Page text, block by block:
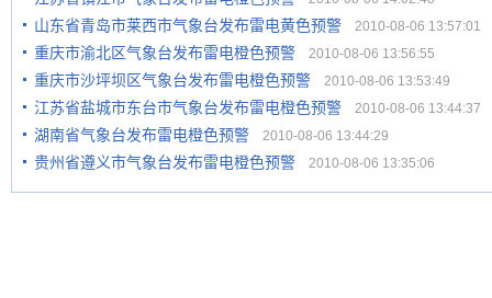
山东省青岛市莱西市气象台发布雷电黄色预警 2010-08-06 13:57:01
重庆市渝北区气象台发布雷电橙色预警 2010-08-06 13:56:55
重庆市沙坪坝区气象台发布雷电橙色预警 2010-08-06 13:53:49
江苏省盐城市东台市气象台发布雷电橙色预警 2010-08-06 13:44:37
湖南省气象台发布雷电橙色预警 2010-08-06 13:44:29
贵州省遵义市气象台发布雷电橙色预警 2010-08-06 13:35:06